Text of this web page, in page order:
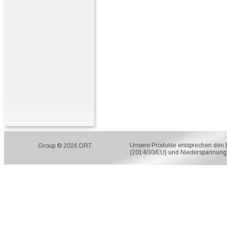
Unsere Produkte entsprechen
(2014/30/EU) und
Group © 2026 DRT